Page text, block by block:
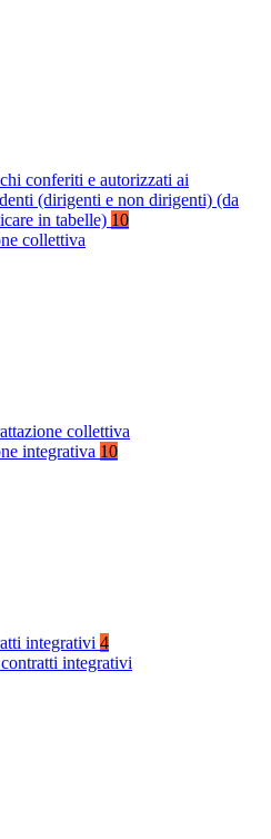
conferiti e autorizzati ai
(dirigenti e non dirigenti) (da
in tabelle) 10
collettiva
collettiva
integrativa 10
integrativi 4
integrativi